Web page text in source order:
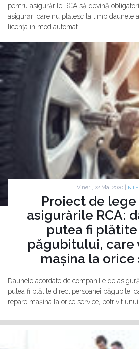
pentru asigurările RCA să devină
asigurări care nu plătesc la timp daunele
licența în mod automat.
Vineri, 22 Mai 2020 |
Proiect de
asigurările RCA:
putea fi
păgubitului, care
mașina la orice
Daunele acordate de companiile de
putea fi plătite direct persoanei păgubite,
repare mașina la orice service, potrivit